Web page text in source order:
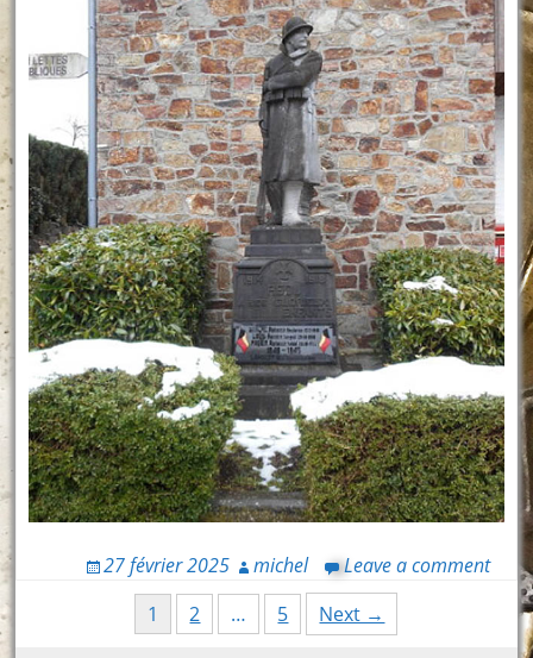
27 février 2025 michel Leave a comment
1 2 … 5 Next →